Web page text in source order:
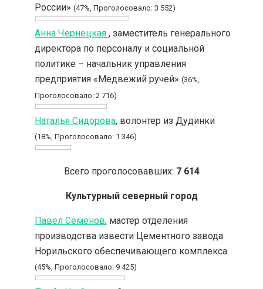
России»(47%, Проголосовало: 3 552)
Анна Чернецкая, заместитель генерального
директора по персоналу и социальной
политике – начальник управления
предприятия «Медвежий ручей»(36%,
Проголосовало: 2 716)
Наталья Сидорова, волонтер из Дудинки
(18%, Проголосовало: 1 346)
Всего проголосовавших: 7 614
Культурный северный город
Павел Семенов, мастер отделения
производства извести Цементного завода
Норильского обеспечивающего комплекса
(45%, Проголосовало: 9 425)